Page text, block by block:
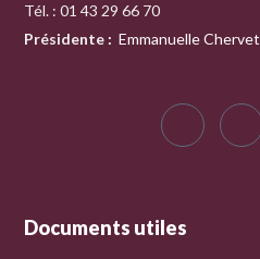
Tél. : 01 43 29 66 70
Présidente : Emmanuelle Chervet
Documents utiles